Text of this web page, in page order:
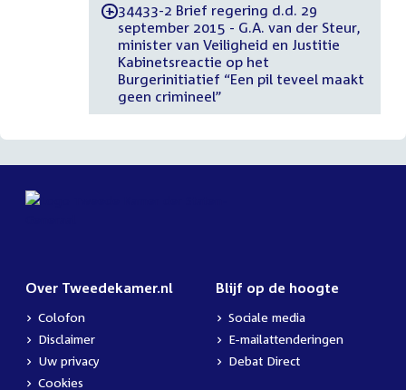
-34433-2 Brief regering d.d. 29
september 2015 - G.A. van der Steur,
minister van Veiligheid en Justitie
Kabinetsreactie op het
Burgerinitiatief “Een pil teveel maakt
geen crimineel”
Over Tweedekamer.nl
Colofon
Disclaimer
Uw privacy
Cookies
Blijf op de hoogte
Sociale media
E-mailattenderingen
Debat Direct